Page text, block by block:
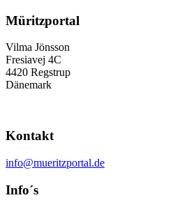
Müritzportal
Vilma Jönsson
Fresiavej 4C
4420 Regstrup
Dänemark
Kontakt
info@mueritzportal.de
Info´s